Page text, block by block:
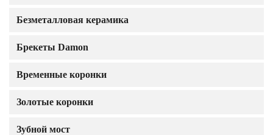
Безметалловая керамика
Брекеты Damon
Временные коронки
Золотые коронки
Зубной мост